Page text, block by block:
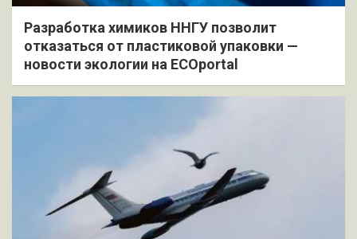
Разработка химиков ННГУ позволит
отказаться от пластиковой упаковки —
новости экологии на ECOportal